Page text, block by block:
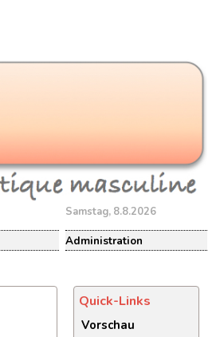
Samstag, 8.8.2026
Administration
Quick-Links
Vorschau